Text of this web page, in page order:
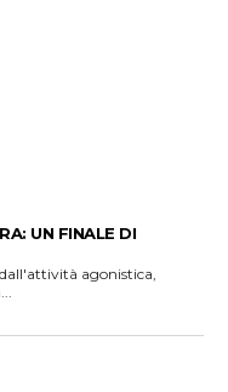
UN FINALE DI
agonistica,